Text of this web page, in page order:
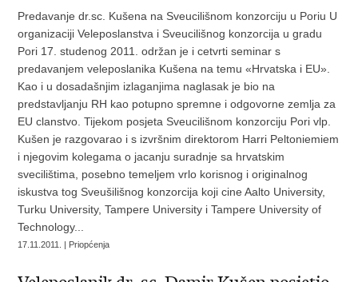
Predavanje dr.sc. Kušena na Sveucilišnom konzorciju u Poriu U
organizaciji Veleposlanstva i Sveucilišnog konzorcija u gradu
Pori 17. studenog 2011. održan je i cetvrti seminar s
predavanjem veleposlanika Kušena na temu «Hrvatska i EU».
Kao i u dosadašnjim izlaganjima naglasak je bio na
predstavljanju RH kao potupno spremne i odgovorne zemlja za
EU clanstvo. Tijekom posjeta Sveucilišnom konzorciju Pori vlp.
Kušen je razgovarao i s izvršnim direktorom Harri Peltoniemiem
i njegovim kolegama o jacanju suradnje sa hrvatskim
svecilištima, posebno temeljem vrlo korisnog i originalnog
iskustva tog Sveušilišnog konzorcija koji cine Aalto University,
Turku University, Tampere University i Tampere University of
Technology...
17.11.2011. | Priopćenja